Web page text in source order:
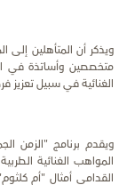
ويذكر أن المتأهلين
متخصصين وأساتذة في
الغنائية في سبيل تعزيز
ويقدم برنامج "الزمن
المواهب الغنائية
القدامى أمثال "أم